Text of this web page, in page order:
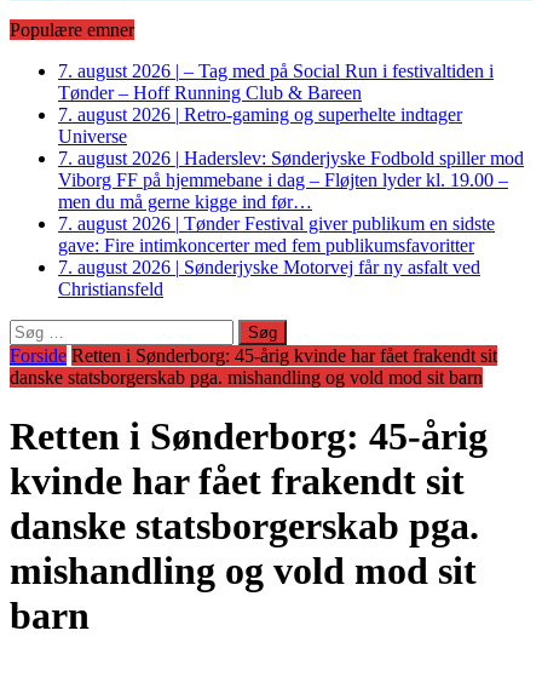
Populære emner
7. august 2026 | – Tag med på Social Run i festivaltiden i
Tønder – Hoff Running Club & Bareen
7. august 2026 | Retro-gaming og superhelte indtager
Universe
7. august 2026 | Haderslev: Sønderjyske Fodbold spiller mod
Viborg FF på hjemmebane i dag – Fløjten lyder kl. 19.00 –
men du må gerne kigge ind før…
7. august 2026 | Tønder Festival giver publikum en sidste
gave: Fire intimkoncerter med fem publikumsfavoritter
7. august 2026 | Sønderjyske Motorvej får ny asfalt ved
Christiansfeld
Søg
efter:
Forside Retten i Sønderborg: 45-årig kvinde har fået frakendt sit
danske statsborgerskab pga. mishandling og vold mod sit barn
Retten i Sønderborg: 45-årig
kvinde har fået frakendt sit
danske statsborgerskab pga.
mishandling og vold mod sit
barn